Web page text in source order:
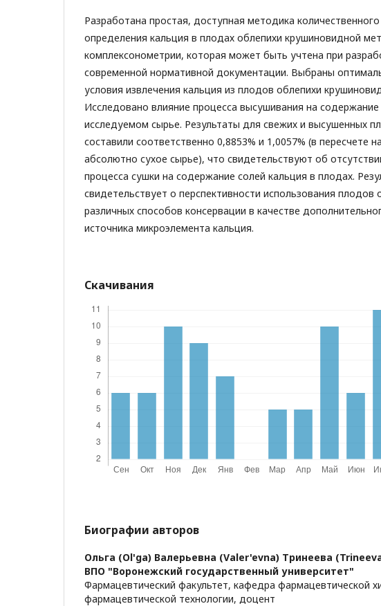
Разработана простая, доступная методика количественного
определения кальция в плодах облепихи крушиновидной
комплексонометрии, которая может быть учтена при
современной нормативной документации. Выбраны
условия извлечения кальция из плодов облепихи
Исследовано влияние процесса высушивания на содержание
исследуемом сырье. Результаты для свежих и высушенных
составили соответственно 0,8853% и 1,0057% (в пересчете на
абсолютно сухое сырье), что свидетельствуют об
процесса сушки на содержание солей кальция в плодах.
свидетельствует о перспективности использования плодов
различных способов консервации в качестве
источника микроэлемента кальция.
Скачивания
Биографии авторов
Ольга (Ol'ga) Валерьевна (Valer'evna) Тринеева
ВПО "Воронежский государственный университет"
Фармацевтический факультет, кафедра фармацевтической
фармацевтической технологии, доцент